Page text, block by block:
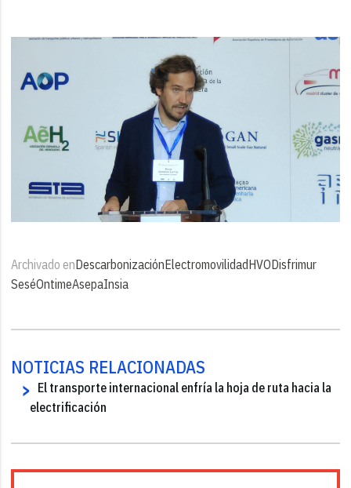
Archivado enDescarbonizaciónElectromovilidadHVODisfrimur
SeséOntimeAsepaInsia
NOTICIAS RELACIONADAS
El transporte internacional enfría la hoja de ruta hacia la
electrificación